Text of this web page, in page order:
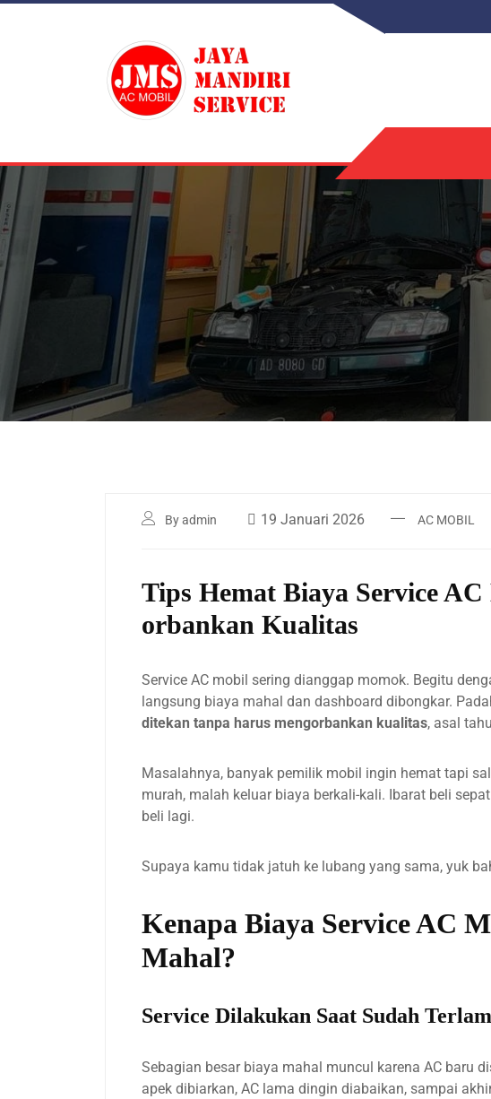
By admin 19 Januari 2026 AC MOBIL
Tips Hemat Biaya Service
orbankan Kualitas
Service AC mobil sering dianggap momok. Begitu
langsung biaya mahal dan dashboard dibongkar.
ditekan tanpa harus mengorbankan kualitas, asal
Masalahnya, banyak pemilik mobil ingin hemat tapi
murah, malah keluar biaya berkali-kali. Ibarat beli
beli lagi.
Supaya kamu tidak jatuh ke lubang yang sama, yuk
Kenapa Biaya Service AC
Mahal?
Service Dilakukan Saat Sudah
Sebagian besar biaya mahal muncul karena AC baru
apek dibiarkan, AC lama dingin diabaikan, sampai